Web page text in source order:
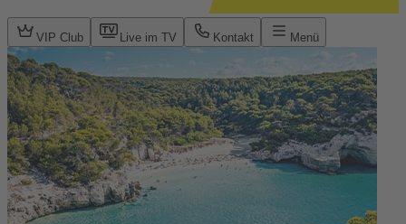
VIP Club Live im TV Kontakt Menü